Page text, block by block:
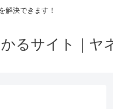
解決できます！
るサイト｜ヤ